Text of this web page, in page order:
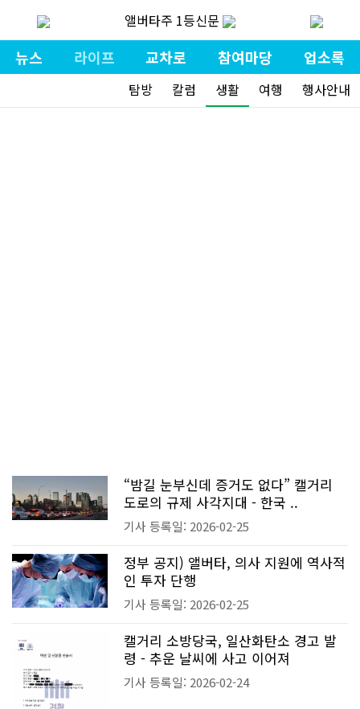
앨버타주 1등신문
뉴스 라이프 교차로 참여마당 업소록
탐방 칼럼 생활 여행 행사안내
“밤길 눈부신데 증거도 없다” 캘거리
도로의 규제 사각지대 - 한국 ..
기사 등록일: 2026-02-25
정부 공지) 앨버타, 의사 지원에 역사적
인 투자 단행
기사 등록일: 2026-02-25
캘거리 소방당국, 일산화탄소 경고 발
령 - 추운 날씨에 사고 이어져
기사 등록일: 2026-02-24